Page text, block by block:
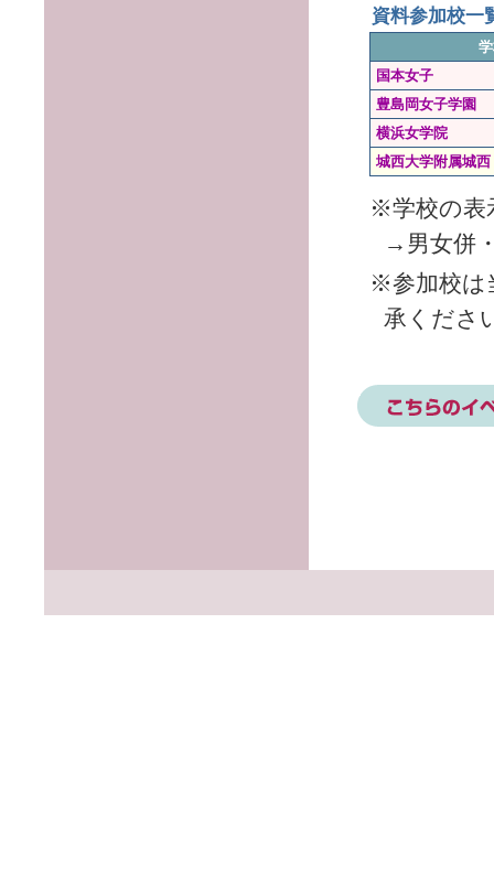
資料参加校
国本女子
豊島岡女子学園
横浜女学院
城西大学附属城西
※学校の表
→男女併
※参加校は
承くださ